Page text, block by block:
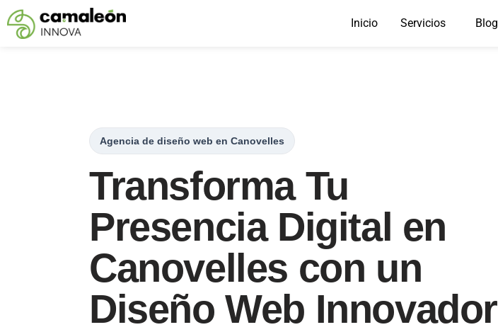
Saltar
Inicio Servicios Blog
Agencia de diseño web en Canovelles
Transforma Tu
Presencia Digital en
Canovelles con un
Diseño Web Innovador